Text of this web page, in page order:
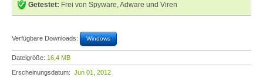
Getestet: Frei von Spyware, Adware und Viren
Verfügbare Downloads: Windows
Dateigröße: 16,4 MB
Erscheinungsdatum: Jun 01, 2012